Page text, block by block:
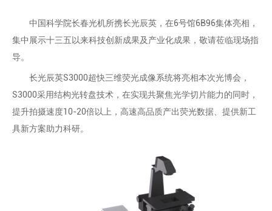
中国科学院长春光机所携长光辰英，在6号馆6B96集体亮相，
集中展示十三五以来科技创新成果及产业化成果，敬请莅临现场指
导。
长光辰英S3000超快三维荧光成像系统将亮相本次光博会，
S3000采用结构光转盘技术，在实现共聚焦光学切片能力的同时，
提升拍摄速度10-20倍以上，高速高品质产出荧光数据、提供新工
具新方案助力科研。